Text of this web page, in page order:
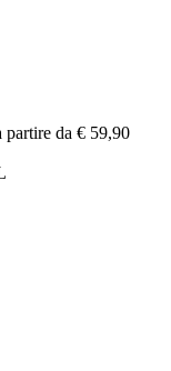
partire da € 59,90